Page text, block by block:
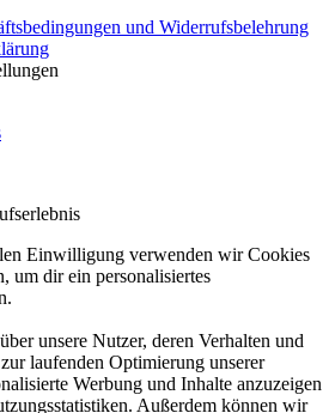
und Widerrufsbelehrung
Einwilligung verwenden wir Cookies
um dir ein personalisiertes
unsere Nutzer, deren Verhalten und
laufenden Optimierung unserer
Werbung und Inhalte anzuzeigen
Außerdem können wir